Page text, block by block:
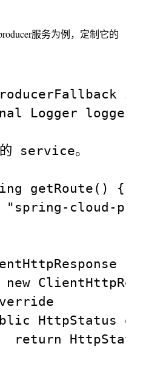
服务为例，定制它的
Logger logger
service。
getRoute() {
"spring-cloud-
new
HttpStatus
return